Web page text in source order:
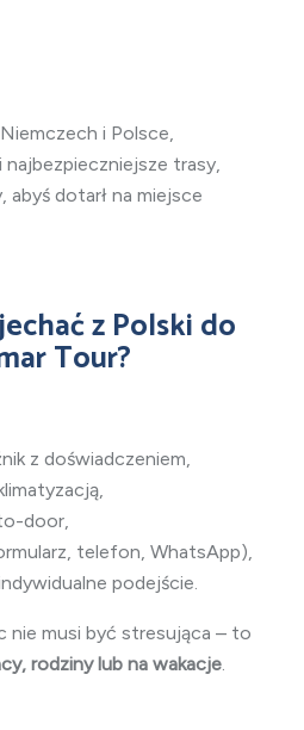
i Polsce,
trasy,
abyś dotarł na miejsce
z Polski do
Tour?
z doświadczeniem,
door,
telefon, WhatsApp),
podejście.
nie musi być stresująca – to
rodziny lub na wakacje